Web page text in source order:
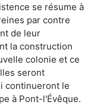
se résume à
par contre
de leur
la construction
colonie et ce
seront
continueront le
à Pont-l'Évêque.